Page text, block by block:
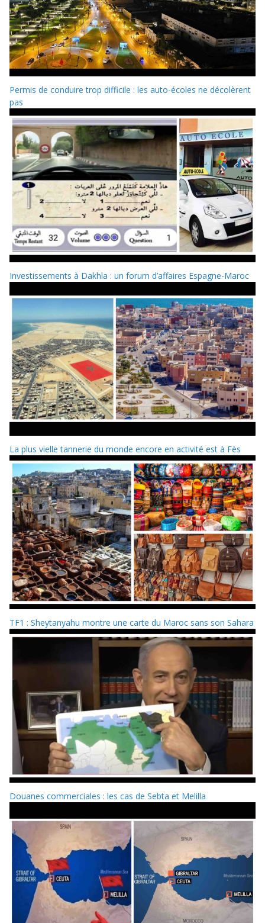
Permis de conduire trop difficile : les auto-écoles ne décolèrent
pas
Investissements à Dakhla : un forum d’affaires Espagne-Maroc
La plus vielle tannerie du monde encore en activité est à Fès
TF1 : Sheytanyahu montre une carte du Maroc sans son Sahara
Douanes commerciales : les cas de Sebta et Melilla